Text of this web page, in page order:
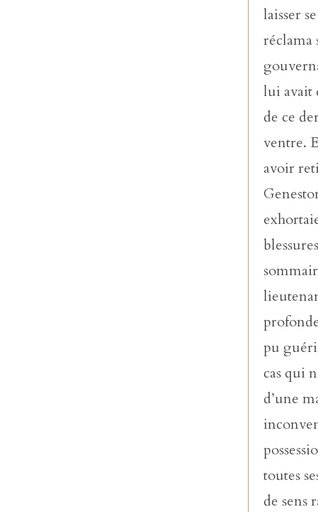
laisser
réclama
lui avait
de ce
ventre.
avoir
pu
cas qui
d’une
toutes
de sens